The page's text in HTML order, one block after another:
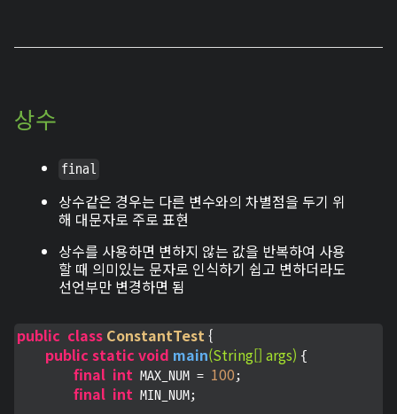
상수
final
상수같은 경우는 다른 변수와의 차별점을 두기 위
해 대문자로 주로 표현
상수를 사용하면 변하지 않는 값을 반복하여 사용
할 때 의미있는 문자로 인식하기 쉽고 변하더라도
선언부만 변경하면 됨
public class ConstantTest {
public static void main(String[] args) {
final int MAX_NUM = 100 ;
final int MIN_NUM;